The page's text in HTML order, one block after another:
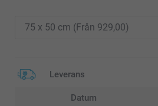
Leverans
Datum